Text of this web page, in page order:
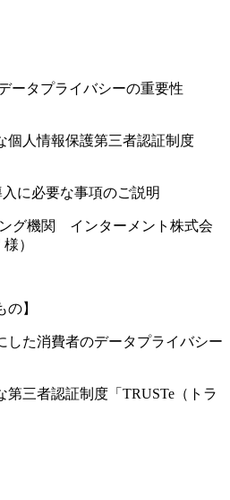
ータプライバシーの重要性
個人情報保護第三者認証制度
入に必要な事項のご説明
ング機関 インターメント株式会
）
】
した消費者のデータプライバシー
第三者認証制度「TRUSTe（トラ